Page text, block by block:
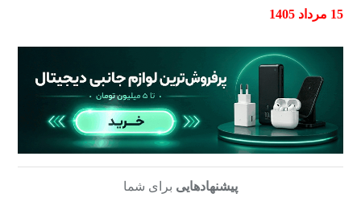
15 مرداد 1405
پیشنهادهایی برای شما